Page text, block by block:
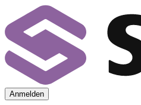
Anmelden